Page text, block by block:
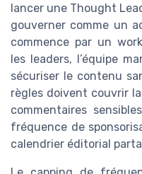
lancer une Thought
gouverner comme un
commence par un
les leaders, l’équipe
sécuriser le contenu
règles doivent couvrir
commentaires
fréquence de
calendrier éditorial